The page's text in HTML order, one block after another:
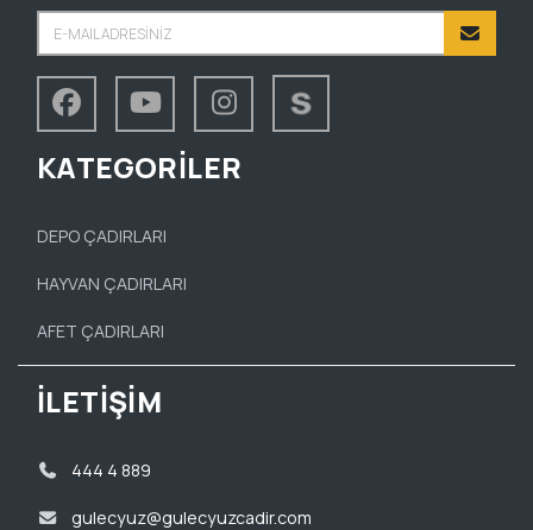
KATEGORİLER
DEPO ÇADIRLARI
HAYVAN ÇADIRLARI
AFET ÇADIRLARI
İLETİŞİM
444 4 889
gulecyuz@gulecyuzcadir.com